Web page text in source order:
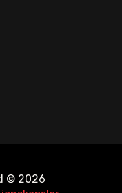
© 2026